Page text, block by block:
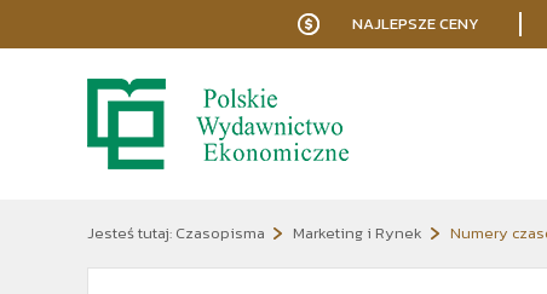
NAJLEPSZE CENY
Jesteś tutaj: Czasopisma Marketing i Rynek Numery